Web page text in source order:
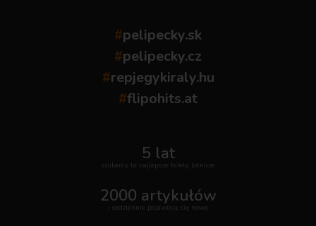
#pelipecky.sk
#pelipecky.cz
#repjegykiraly.hu
#flipohits.at
5 lat
szukamy te najlepsze bilety lotnicze
2000 artykułów
i codziennie pojawiają się nowe